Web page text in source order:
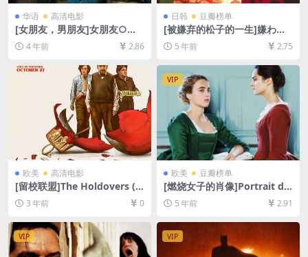
华语 高清电影
[女朋友，男朋友]女朋友○男
朋友 (2012)[百度网盘+迅雷云
盘资源1080P超清未删减][MP
4/6.8GB][中文字幕]
4 年前 2.86
日韩 豆瓣榜单
[被嫌弃的松子的一生]嫌われ
松子の一生 (2006)[百度网盘
+迅雷云盘资源1080P超清未
删减][MP4/8.4GB][日语中字]
5 年前 2.75
欧美 高清电影
[留校联盟]The Holdovers (2
023)[百度网盘+夸克网盘1080
P超清未删减资源][网盘在线播
幕]
3 年前 0
VIP
欧美 豆瓣榜单
[燃烧女子的肖像]Portrait de
la jeune fille en feu (2019)
[百度网盘+迅雷云盘资源1080
英字幕]【视频文件+防和谐压
缩包（含解压密码）】
5 年前 2.91
VIP VIP